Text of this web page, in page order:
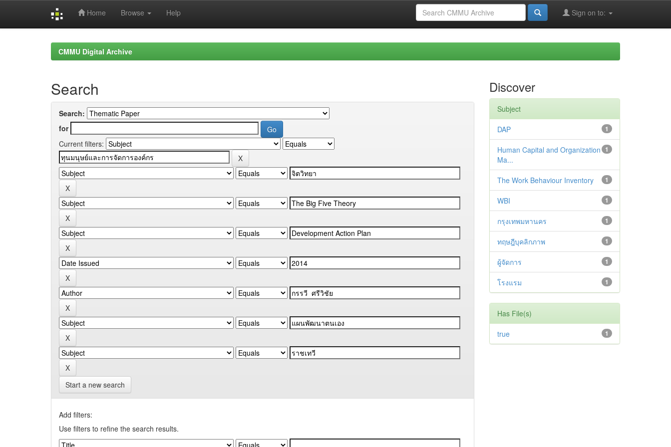
Home Browse Help Sign on to:
CMMU Digital Archive
Search
Search:
for
Current filters:
Start a new search
Add filters:
Use filters to refine the search results.
Discover
Subject
1
DAP
1
Human Capital and Organization
Ma...
1
The Work Behaviour Inventory
1
WBI
1
กรุงเทพมหานคร
1
ทฤษฎีบุคลิกภาพ
1
ผู้จัดการ
1
โรงแรม
Has File(s)
1
true